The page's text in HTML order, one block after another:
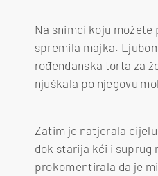
Na snimci koju možete
spremila majka.
rođendanska torta za
njuškala po njegovu
Zatim je natjerala
dok starija kći i suprug
prokomentirala da je